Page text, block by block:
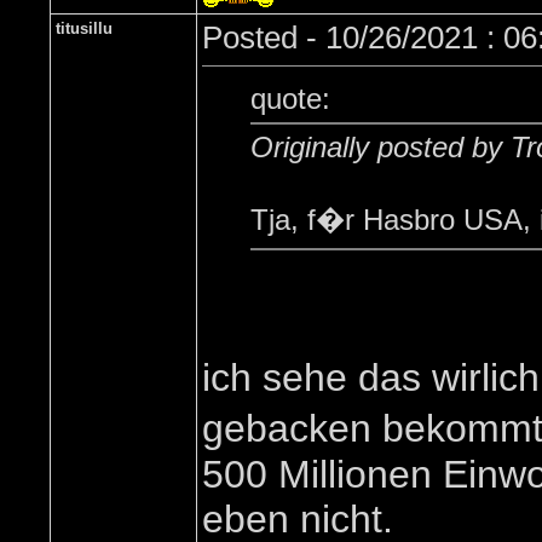
titusillu Posted - 10/26/2021 :
quote:
Originally posted by
Tja, f�r Hasbro USA,
ich sehe das
gebacken
500 Millionen
eben nicht.